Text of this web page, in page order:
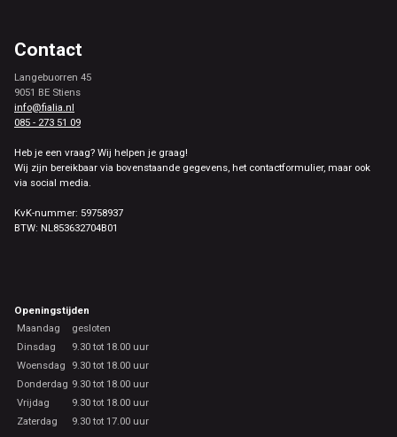
Contact
Langebuorren 45
9051 BE Stiens
info@fialia.nl
085 - 273 51 09
Heb je een vraag? Wij helpen je graag!
Wij zijn bereikbaar via bovenstaande gegevens, het contactformulier, maar ook
via social media.
KvK-nummer: 59758937
BTW: NL853632704B01
Openingstijden
Maandag
gesloten
Dinsdag
9.30 tot 18.00 uur
Woensdag
9.30 tot 18.00 uur
Donderdag 9.30 tot 18.00 uur
Vrijdag
9.30 tot 18.00 uur
Zaterdag
9.30 tot 17.00 uur